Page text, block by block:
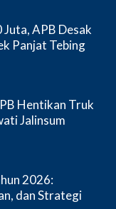
APB Desak
Panjat Tebing
Hentikan Truk
Jalinsum
2026:
dan Strategi